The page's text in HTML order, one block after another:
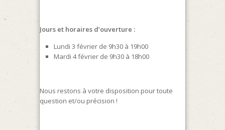
Jours et horaires d’ouverture :
Lundi 3 février de 9h30 à 19h00
Mardi 4 février de 9h30 à 18h00
Nous restons à votre disposition pour toute
question et/ou précision !